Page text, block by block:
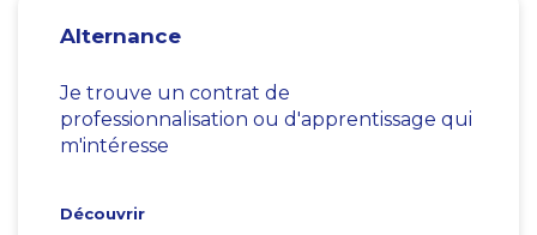
Alternance
Je trouve un contrat de
professionnalisation ou d'apprentissage qui
m'intéresse
Découvrir